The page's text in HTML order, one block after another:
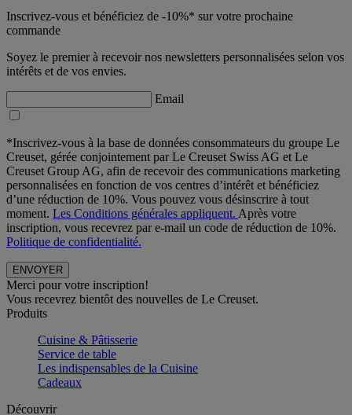
Inscrivez-vous et bénéficiez de -10%* sur votre prochaine
commande
Soyez le premier à recevoir nos newsletters personnalisées selon vos
intérêts et de vos envies.
Email
*Inscrivez-vous à la base de données consommateurs du groupe Le
Creuset, gérée conjointement par Le Creuset Swiss AG et Le
Creuset Group AG, afin de recevoir des communications marketing
personnalisées en fonction de vos centres d’intérêt et bénéficiez
d’une réduction de 10%. Vous pouvez vous désinscrire à tout
moment. Les Conditions générales appliquent. Après votre
inscription, vous recevrez par e-mail un code de réduction de 10%.
Politique de confidentialité.
Merci pour votre inscription!
Vous recevrez bientôt des nouvelles de Le Creuset.
Produits
Cuisine & Pâtisserie
Service de table
Les indispensables de la Cuisine
Cadeaux
Découvrir